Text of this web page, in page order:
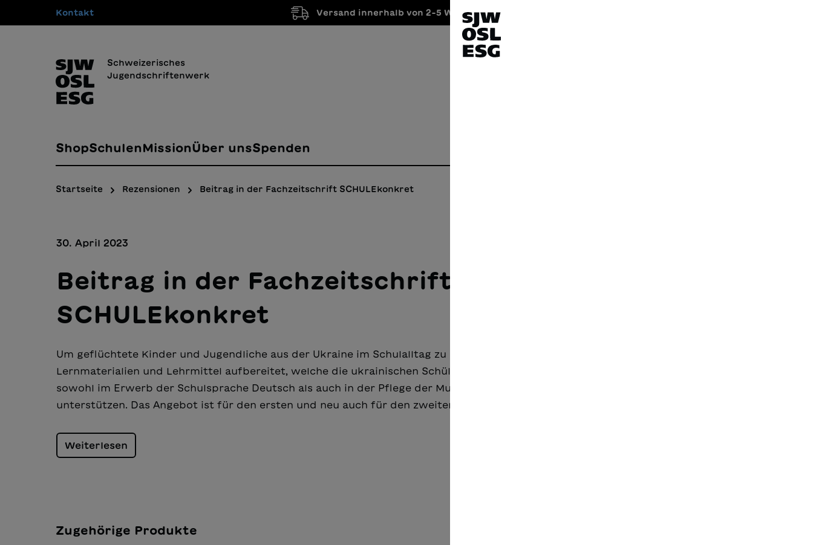
Zur Hauptnavigation springen
Kontakt Versand innerhalb von 2-5 Werktagen
Schweizerisches
Jugendschriftenwerk
ShopSchulen MissionÜber unsSpenden
Startseite Rezensionen Beitrag in der Fachzeitschrift SCHULEkonkret
30. April 2023
Beitrag in der Fachzeitschrift
SCHULEkonkret
Um geflüchtete Kinder und Jugendliche aus der Ukraine im Schulalltag zu integrieren, hat das SJW
Lernmaterialien und Lehrmittel aufbereitet, welche die ukrainischen Schülerinnen und Schüler
sowohl im Erwerb der Schulsprache Deutsch als auch in der Pflege der Muttersprache Ukrainisch
unterstützen. Das Angebot ist für den ersten und neu auch für den zweiten Zyklus erhältlich.
Weiterlesen
Zugehörige Produkte